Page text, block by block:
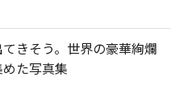
きそう。世界の豪華絢爛
た写真集